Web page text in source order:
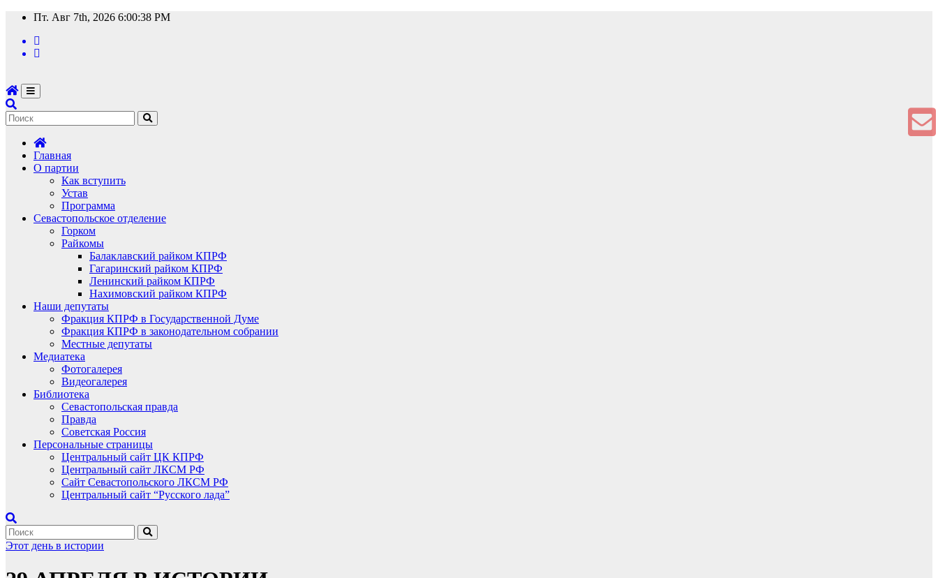
Перейти
содержимому
Пт. Авг 7th, 2026 6:00:39 PM
Главная
О партии
Как вступить
Устав
Программа
Севастопольское отделение
Горком
Райкомы
Балаклавский райком КПРФ
Гагаринский райком КПРФ
Ленинский райком КПРФ
Нахимовский райком КПРФ
Наши депутаты
Фракция КПРФ в Государственной Думе
Фракция КПРФ в законодательном собрании
Местные депутаты
Медиатека
Фотогалерея
Видеогалерея
Библиотека
Севастопольская правда
Правда
Советская Россия
Персональные страницы
Центральный сайт ЦК КПРФ
Центральный сайт ЛКСМ РФ
Сайт Севастопольского ЛКСМ РФ
Центральный сайт “Русского лада”
Этот день в истории